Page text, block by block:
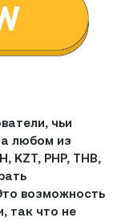
чьи
любом из
KZT, PHP, THB,
возможность
так что не